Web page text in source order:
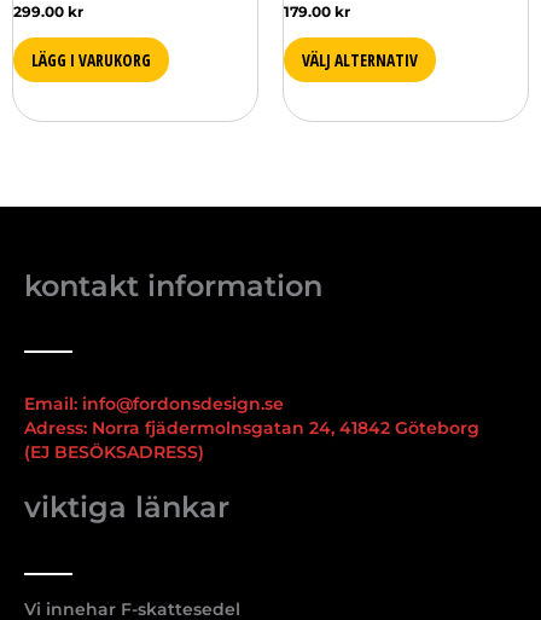
299.00 kr
LÄGG I VARUKORG
179.00 kr
VÄLJ ALTERNATIV
kontakt information
Email: info@fordonsdesign.se
Adress: Norra fjädermolnsgatan 24, 41842 Göteborg
(EJ BESÖKSADRESS)
viktiga länkar
Vi innehar F-skattesedel